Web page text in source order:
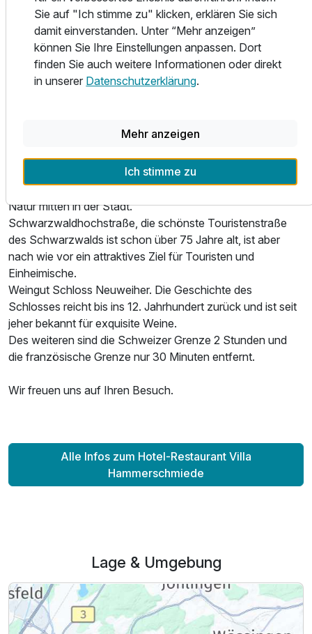
1 Erwachsenen und 2 Kinder
Ausstattung
Feinschmecker-Menü.
Einige unserer Ausflugstipps:
Karlsruhe, das „Tor zum Schwarzwald“, ist das ideale
Reiseziel für Kulturreisende und Shoppingbegeisterte, eine
Städtetourismus ein Evergreen: Das ist Heidelberg, die
schon für Goethe „etwas Ideales“ hatte.
Baden-Baden, die „Toskana Badens“ besticht durch ihren
italienischen Charakter und den verträumten Plätzen an der
Natur mitten in der Stadt.
Schwarzwaldhochstraße, die schönste Touristenstraße
des Schwarzwalds ist schon über 75 Jahre alt, ist aber
nach wie vor ein attraktives Ziel für Touristen und
Einheimische.
Weingut Schloss Neuweiher. Die Geschichte des
Schlosses reicht bis ins 12. Jahrhundert zurück und ist seit
jeher bekannt für exquisite Weine.
Des weiteren sind die Schweizer Grenze 2 Stunden und
die französische Grenze nur 30 Minuten entfernt.
Wir freuen uns auf Ihren Besuch.
Alle Infos zum Hotel-Restaurant Villa
Hammerschmiede
Lage & Umgebung
Sie auf "Ich stimme zu" klicken, erklären Sie sich
damit einverstanden. Unter “Mehr anzeigen”
können Sie Ihre Einstellungen anpassen. Dort
finden Sie auch weitere Informationen oder direkt
in unserer Datenschutzerklärung.
Mehr anzeigen
Ich stimme zu